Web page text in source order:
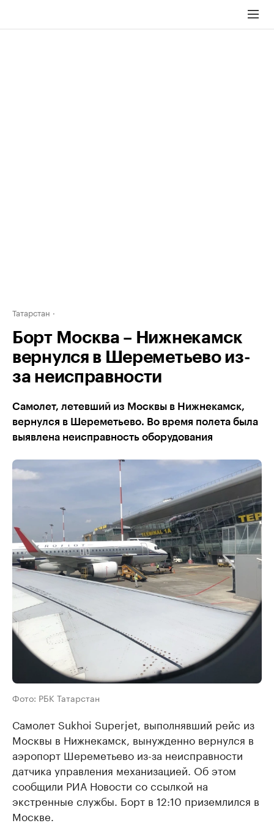
Татарстан
Борт Москва – Нижнекамск
вернулся в Шереметьево из-
за неисправности
Самолет, летевший из Москвы в Нижнекамск,
вернулся в Шереметьево. Во время полета была
выявлена неисправность оборудования
Фото: РБК Татарстан
Самолет Sukhoi Superjet, выполнявший рейс из
Москвы в Нижнекамск, вынужденно вернулся в
аэропорт Шереметьево из-за неисправности
датчика управления механизацией. Об этом
сообщили РИА Новости со ссылкой на
экстренные службы. Борт в 12:10 приземлился в
Москве.